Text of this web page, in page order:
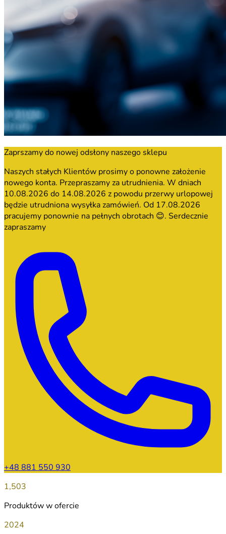
Zaprszamy do nowej odsłony naszego sklepu
Naszych stałych Klientów prosimy o ponowne założenie
nowego konta. Przepraszamy za utrudnienia. W dniach
10.08.2026 do 14.08.2026 z powodu przerwy urlopowej
będzie utrudniona wysyłka zamówień. Od 17.08.2026
pracujemy ponownie na pełnych obrotach 😊. Serdecznie
zapraszamy
+48 881 550 930
1,503
Produktów w ofercie
2024